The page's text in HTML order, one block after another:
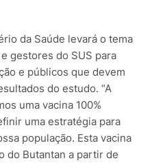
da Saúde levará o tema
gestores do SUS para
e públicos que devem
do estudo. “A
uma vacina 100%
uma estratégia para
população. Esta vacina
do Butantan a partir de